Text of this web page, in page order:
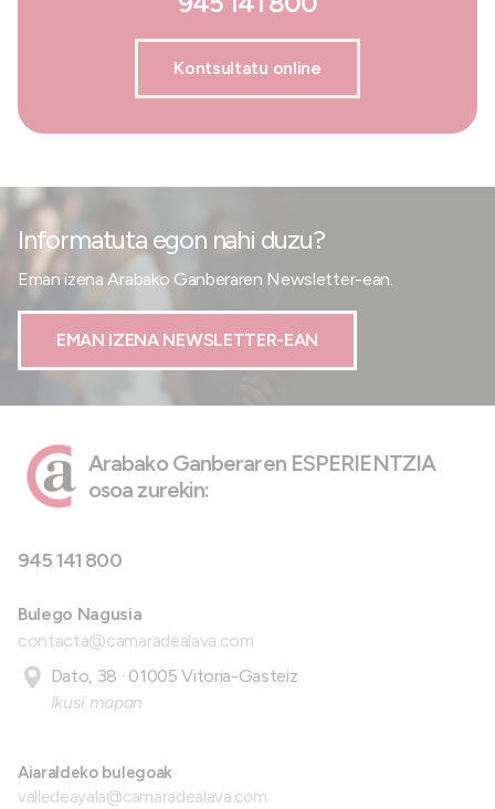
Kontsultatu online
Informatuta egon nahi duzu?
Eman izena Arabako Ganberaren Newsletter-ean.
EMAN IZENA NEWSLETTER-EAN
Arabako Ganberaren ESPERIENTZIA
osoa zurekin:
945 141 800
Bulego Nagusia
contacta@camaradealava.com
Dato, 38 · 01005 Vitoria-Gasteiz
Ikusi mapan
Aiaraldeko bulegoak
valledeayala@camaradealava.com